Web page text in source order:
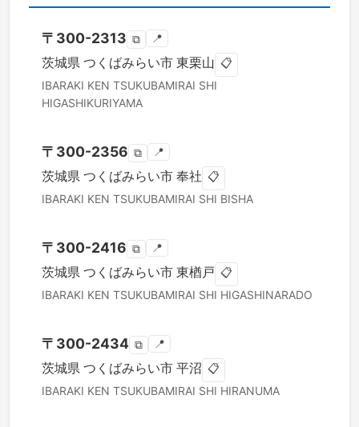
〒 300-2313 ⧉ 📍
茨城県 つくばみらい市 東栗山 📋
IBARAKI KEN TSUKUBAMIRAI SHI
HIGASHIKURIYAMA
〒 300-2356 ⧉ 📍
茨城県 つくばみらい市 奉社 📋
IBARAKI KEN TSUKUBAMIRAI SHI BISHA
〒 300-2416 ⧉ 📍
茨城県 つくばみらい市 東楢戸 📋
IBARAKI KEN TSUKUBAMIRAI SHI HIGASHINARADO
〒 300-2434 ⧉ 📍
茨城県 つくばみらい市 平沼 📋
IBARAKI KEN TSUKUBAMIRAI SHI HIRANUMA